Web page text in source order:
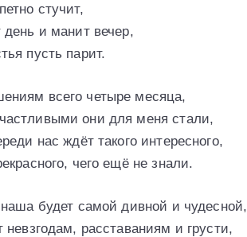
стучит,
день и манит вечер,
пусть парит.
всего четыре месяца,
они для меня стали,
нас ждёт такого интересного,
чего ещё не знали.
наша будет самой дивной и чудесной,
невзгодам, расставаниям и грусти,